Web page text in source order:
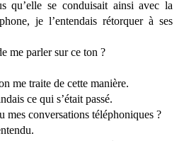
qu’elle se conduisait ainsi avec la
je l’entendais rétorquer à ses
me parler sur ce ton ?
me traite de cette manière.
ce qui s’était passé.
mes conversations téléphoniques ?